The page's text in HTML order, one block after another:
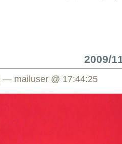
2009/
— mailuser @ 17:44:25